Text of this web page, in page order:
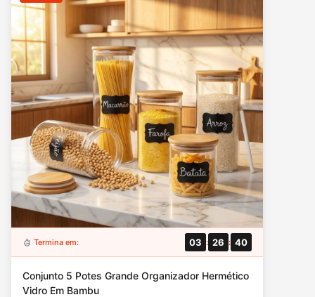
Termina em: 03 : 26 : 39
Conjunto 5 Potes Grande Organizador Hermético
Vidro Em Bambu